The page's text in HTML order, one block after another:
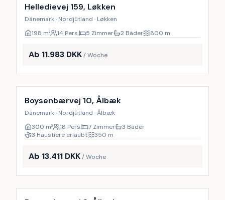
Helledievej 159, Løkken
Dänemark · Nordjütland · Løkken
198 m² 14 Pers. 5 Zimmer 2 Bäder 800 m
Ab 11.983 DKK/ Woche
Inkl. Endreinigung
Boysenbærvej 10, Ålbæk
Dänemark · Nordjütland · Ålbæk
300 m² 18 Pers. 7 Zimmer
3 Bäder
3 Haustiere erlaubt
350 m
Ab 13.411 DKK/ Woche
Inkl. Endreinigung